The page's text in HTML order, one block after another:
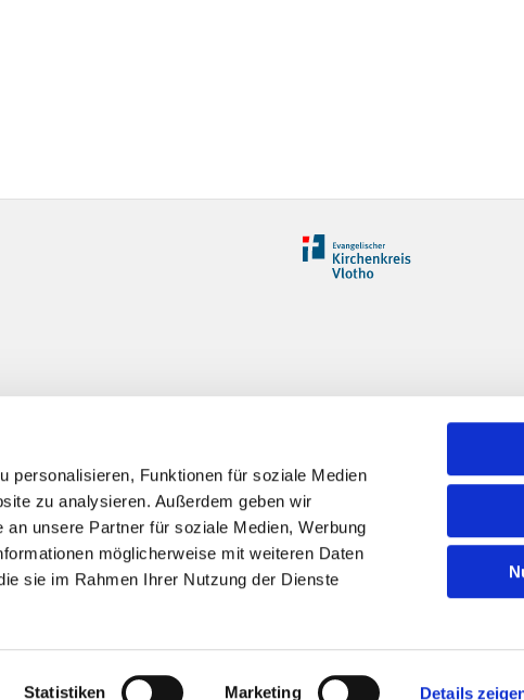
personalisieren, Funktionen für soziale Medien
zu analysieren. Außerdem geben wir
unsere Partner für soziale Medien, Werbung
möglicherweise mit weiteren Daten
sie im Rahmen Ihrer Nutzung der Dienste
Statistiken Marketing Details
ChurchDesk-Login